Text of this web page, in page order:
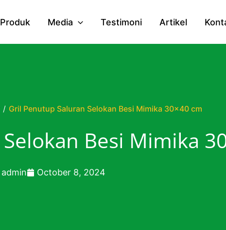
Produk Media Testimoni Artikel
/ Gril Penutup Saluran Selokan Besi Mimika 30×40 cm
Besi Mimika
admin October 8, 2024